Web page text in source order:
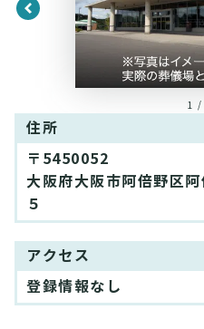
1 /
住所
〒5450052
大阪府大阪市阿倍野区
５
アクセス
登録情報なし